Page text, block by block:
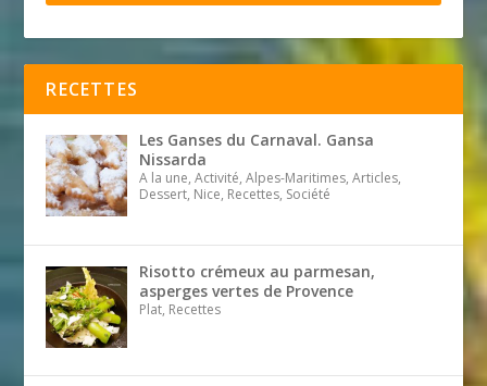
RECETTES
Les Ganses du Carnaval. Gansa
Nissarda
A la une, Activité, Alpes-Maritimes, Articles,
Dessert, Nice, Recettes, Société
Risotto crémeux au parmesan,
asperges vertes de Provence
Plat, Recettes